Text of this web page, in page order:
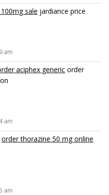
sale jardiance price
am
aciphex generic order
am
order thorazine 50 mg online
am